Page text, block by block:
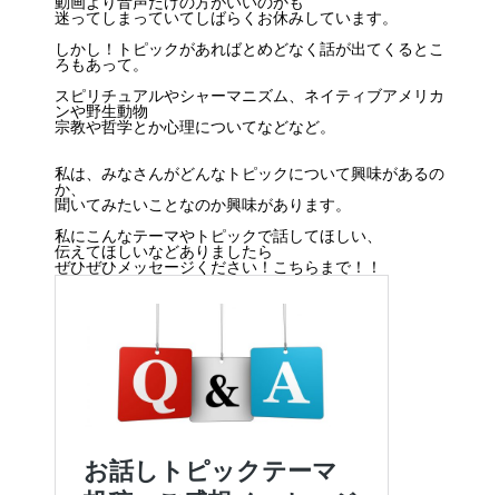
迷ってしまっていてしばらくお休みしています。
しかし！トピックがあればとめどなく話が出てくるとこ
ろもあって。
スピリチュアルやシャーマニズム、ネイティブアメリカ
ンや野生動物
宗教や哲学とか心理についてなどなど。
私は、みなさんがどんなトピックについて興味があるの
か、
聞いてみたいことなのか興味があります。
私にこんなテーマやトピックで話してほしい、
伝えてほしいなどありましたら
ぜひぜひメッセージください！こちらまで！！